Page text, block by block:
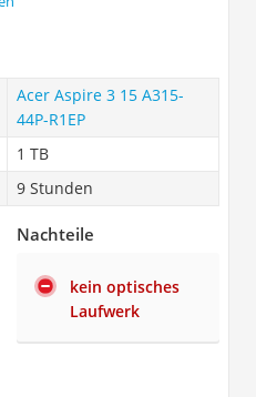
Acer Aspire 3 15 A315-
44P-R1EP
1 TB
9 Stunden
Nachteile
kein optisches
Laufwerk